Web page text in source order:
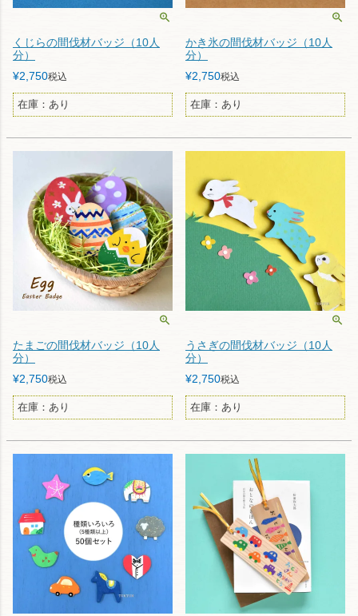
くじらの間伐材バッジ（10人
分）
¥2,750税込
在庫：あり
かき氷の間伐材バッジ（10人
分）
¥2,750税込
在庫：あり
たまごの間伐材バッジ（10人
分）
¥2,750税込
在庫：あり
うさぎの間伐材バッジ（10人
分）
¥2,750税込
在庫：あり